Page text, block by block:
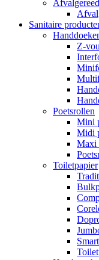
Sanitaire
Z-
Poetsrollen
Mini
Midi
Maxi
Toiletpapier